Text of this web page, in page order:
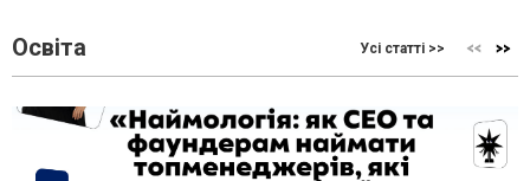
Освіта Усі статті >>